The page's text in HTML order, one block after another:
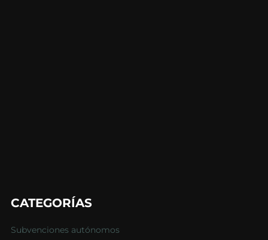
CATEGORÍAS
Subvenciones autónomos